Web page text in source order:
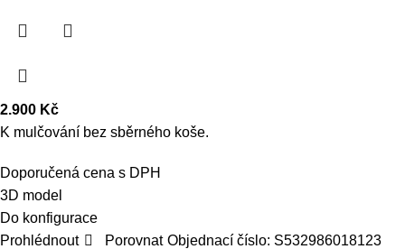
2.900 Kč
K mulčování bez sběrného koše.
Doporučená cena s DPH
3D model
Do konfigurace
Prohlédnout
Porovnat Objednací číslo: S532986018123